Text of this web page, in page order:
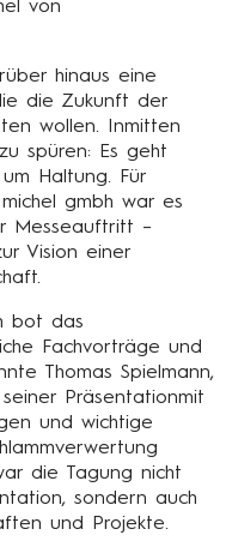
von
hinaus eine
die Zukunft der
wollen. Inmitten
spüren: Es geht
Haltung. Für
michel gmbh war es
Messeauftritt –
Vision einer
bot das
Fachvorträge und
Thomas Spielmann,
Präsentationmit
und wichtige
die Tagung nicht
sondern auch
und Projekte.